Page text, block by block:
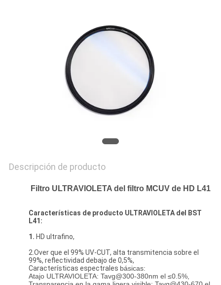
Descripción de producto
Filtro ULTRAVIOLETA del filtro MCUV de HD L41
Características de producto ULTRAVIOLETA del BST
L41:
1. HD ultrafino,
2.Over que el 99% UV-CUT, alta transmitencia sobre el
99%, reflectividad debajo de 0,5%,
Características espectrales básicas:
Atajo ULTRAVIOLETA: Tavg@300-380nm el ≤0.5%,